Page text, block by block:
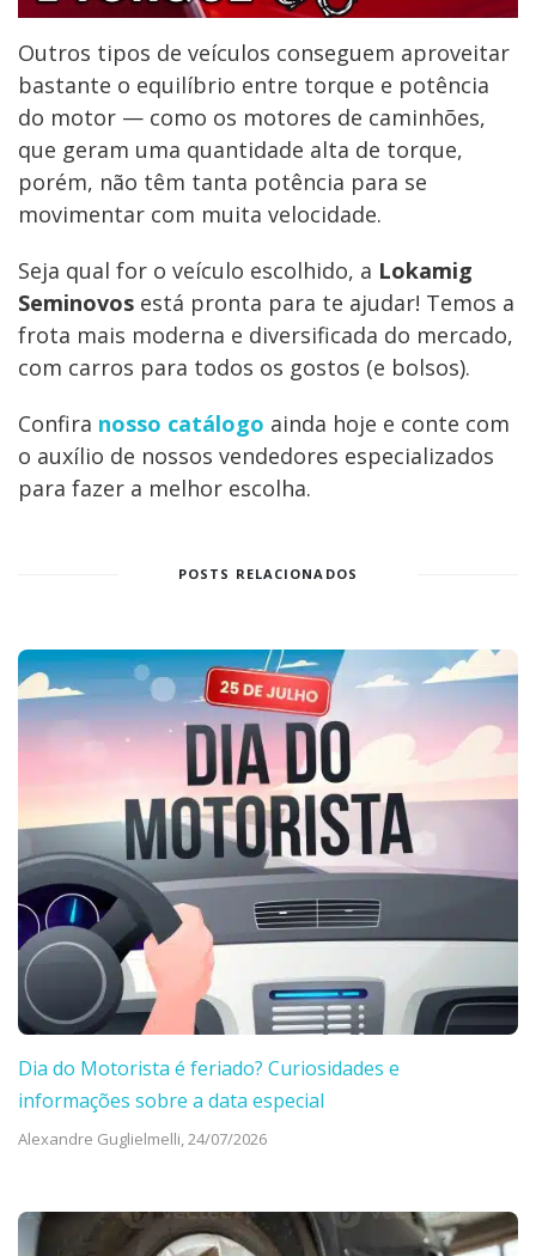
Outros tipos de veículos conseguem aproveitar
bastante o equilíbrio entre torque e potência
do motor — como os motores de caminhões,
que geram uma quantidade alta de torque,
porém, não têm tanta potência para se
movimentar com muita velocidade.
Seja qual for o veículo escolhido, a Lokamig
Seminovos está pronta para te ajudar! Temos a
frota mais moderna e diversificada do mercado,
com carros para todos os gostos (e bolsos).
Confira nosso catálogo ainda hoje e conte com
o auxílio de nossos vendedores especializados
para fazer a melhor escolha.
POSTS RELACIONADOS
Dia do Motorista é feriado? Curiosidades e
informações sobre a data especial
Alexandre Guglielmelli,24/07/2026